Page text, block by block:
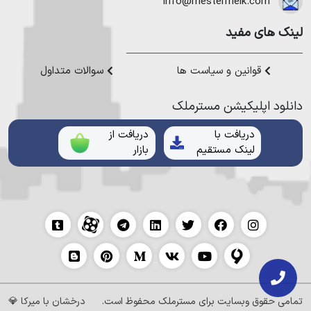
لینک های مفید
قوانین و سیاست ها سوالات متداول
دانلود اپلیکیشن مستر‌ملک
دریافت با
لینک مستقیم
دریافت از
بازار
تمامی حقوق وبسایت برای مسترملک محفوظ است. درخشان با میرکا 💎